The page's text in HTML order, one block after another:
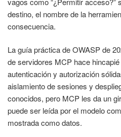
destino, el nombre de la
consecuencia.
La guía práctica de OWASP de
de servidores MCP hace
autenticación y autorización
aislamiento de sesiones y
conocidos, pero MCP les da un
puede ser leída por el modelo
mostrada como datos.